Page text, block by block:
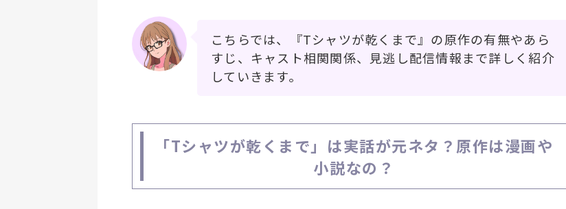
こちらでは、『Tシャツが乾くまで』の原作の有無やあら
すじ、キャスト相関関係、見逃し配信情報まで詳しく紹介
していきます。
「Tシャツが乾くまで」は実話が元ネタ？原作は漫画や
小説なの？